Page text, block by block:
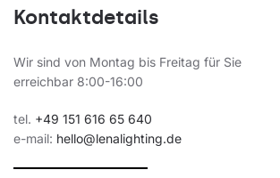
Kontaktdetails
Wir sind von Montag bis Freitag für Sie
erreichbar 8:00-16:00
tel. +49 151 616 65 640
e-mail: hello@lenalighting.de